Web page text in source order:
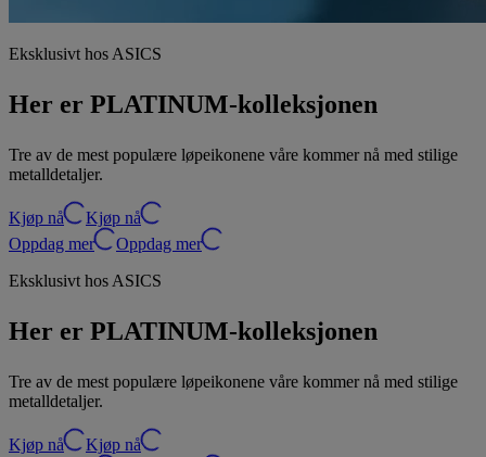
Eksklusivt hos ASICS
Her er PLATINUM-kolleksjonen
Tre av de mest populære løpeikonene våre kommer nå med stilige
metalldetaljer.
Kjøp nå
Kjøp nå
Oppdag mer
Oppdag mer
Eksklusivt hos ASICS
Her er PLATINUM-kolleksjonen
Tre av de mest populære løpeikonene våre kommer nå med stilige
metalldetaljer.
Kjøp nå
Kjøp nå